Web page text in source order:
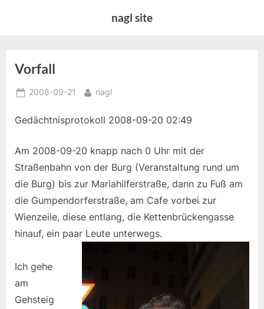
nagl site
Vorfall
Posted
2008-09-21 By
nagl
Gedächtnisprotokoll 2008-09-20 02:49
Am 2008-09-20 knapp nach 0 Uhr mit der
Straßenbahn von der Burg (Veranstaltung rund um
die Burg) bis zur Mariahilferstraße, dann zu Fuß am
die Gumpendorferstraße, am Cafe vorbei zur
Wienzeile, diese entlang, die Kettenbrückengasse
hinauf, ein paar Leute unterwegs.
Ich gehe
am
Gehsteig